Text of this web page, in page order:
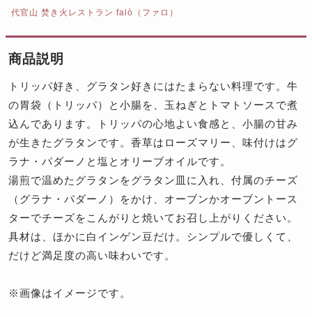
代官山 焚き火レストラン falò（ファロ）
商品説明
トリッパ好き、グラタン好きにはたまらない料理です。牛
の胃袋（トリッパ）と小腸を、玉ねぎとトマトソースで煮
込んであります。トリッパの心地よい食感と、小腸の甘み
が生きたグラタンです。香草はローズマリー、味付けはグ
ラナ・パダーノと塩とオリーブオイルです。
湯煎で温めたグラタンをグラタン皿に入れ、付属のチーズ
（グラナ・パダーノ）をかけ、オーブンかオーブントース
ターでチーズをこんがりと焼いてお召し上がりください。
具材は、ほかに白インゲン豆だけ。シンプルで優しくて、
だけど満足度の高い味わいです。
※画像はイメージです。